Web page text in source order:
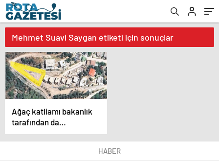
Mehmet Suavi Saygan etiketi için sonuçlar
Ağaç katliamı bakanlık
tarafından da
belgelendi
HABER